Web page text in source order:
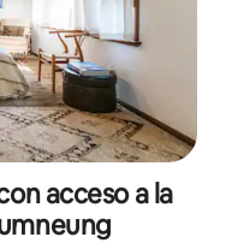
acceso a la